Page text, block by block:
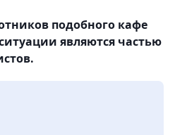
подобного кафе
являются частью